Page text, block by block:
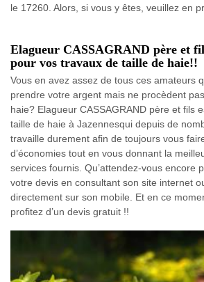
le 17260. Alors, si vous y êtes, veuillez en
Elagueur CASSAGRAND père et
pour vos travaux de taille de haie!!
Vous en avez assez de tous ces amateurs
prendre votre argent mais ne procèdent
haie? Elagueur CASSAGRAND père et fils
taille de haie à Jazennesqui depuis de
travaille durement afin de toujours vous
d’économies tout en vous donnant la
services fournis. Qu’attendez-vous encore
votre devis en consultant son site internet
directement sur son mobile. Et en ce
profitez d’un devis gratuit !!